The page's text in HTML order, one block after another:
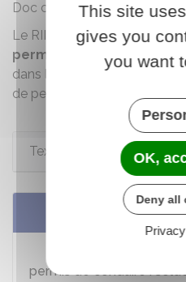
Doc certifiant les
Le RII est communicable
permis et certaines
dans le cadre d'un recours
de permis.
Textes de référence
Services en ligne et
Consulter et
permis de conduire :
This site
gives you
you want
OK,
Deny all